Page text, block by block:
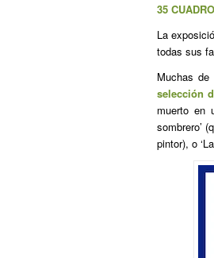
35
La
todas sus
Muchas
selección
muerto en
sombrero’
pintor), o